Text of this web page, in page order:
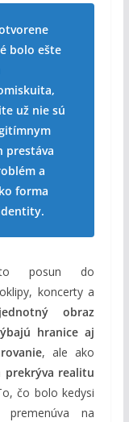
bolo ešte
už nie sú
prestáva
a
forma
posun do
koncerty a
jednotný obraz
hranice aj
, ale ako
prekrýva realitu
čo bolo kedysi
na